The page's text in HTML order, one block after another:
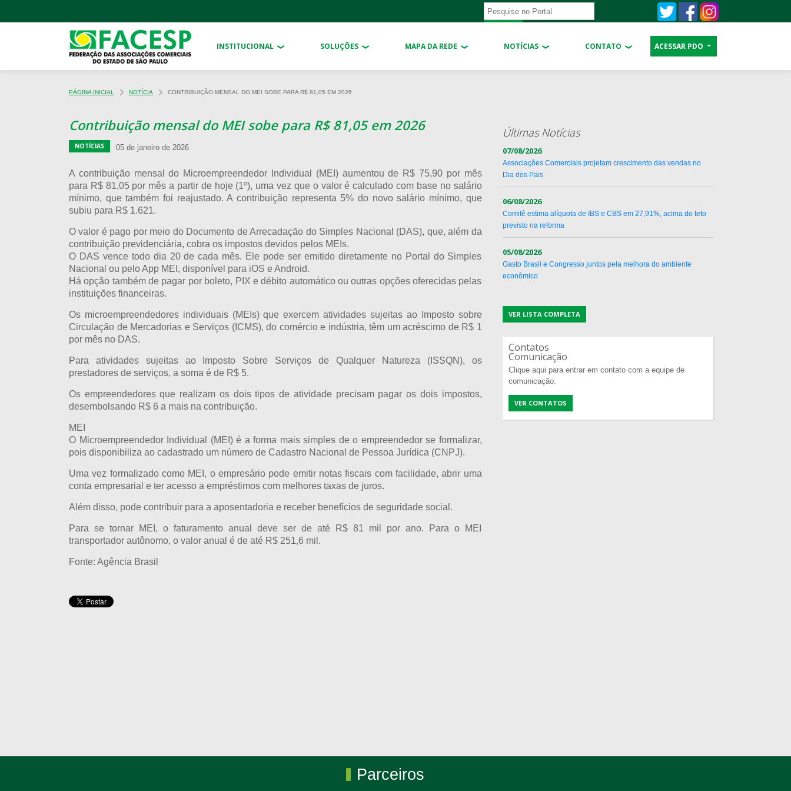
INSTITUCIONAL SOLUÇÕES MAPA DA REDE NOTÍCIAS CONTATO ACESSAR PDO
PÁGINA INICIAL NOTÍCIA CONTRIBUIÇÃO MENSAL DO MEI SOBE PARA R$ 81,05 EM 2026
Contribuição mensal do MEI sobe para R$ 81,05 em 2026
NOTÍCIAS 05 de janeiro de 2026
A contribuição mensal do Microempreendedor Individual (MEI) aumentou de R$ 75,90 por mês
para R$ 81,05 por mês a partir de hoje (1º), uma vez que o valor é calculado com base no salário
mínimo, que também foi reajustado. A contribuição representa 5% do novo salário mínimo, que
subiu para R$ 1.621.
O valor é pago por meio do Documento de Arrecadação do Simples Nacional (DAS), que, além da
contribuição previdenciária, cobra os impostos devidos pelos MEIs.
O DAS vence todo dia 20 de cada mês. Ele pode ser emitido diretamente no Portal do Simples
Nacional ou pelo App MEI, disponível para iOS e Android.
Há opção também de pagar por boleto, PIX e débito automático ou outras opções oferecidas pelas
instituições financeiras.
Os microempreendedores individuais (MEIs) que exercem atividades sujeitas ao Imposto sobre
Circulação de Mercadorias e Serviços (ICMS), do comércio e indústria, têm um acréscimo de R$ 1
por mês no DAS.
Para atividades sujeitas ao Imposto Sobre Serviços de Qualquer Natureza (ISSQN), os
prestadores de serviços, a soma é de R$ 5.
Os empreendedores que realizam os dois tipos de atividade precisam pagar os dois impostos,
desembolsando R$ 6 a mais na contribuição.
MEI
O Microempreendedor Individual (MEI) é a forma mais simples de o empreendedor se formalizar,
pois disponibiliza ao cadastrado um número de Cadastro Nacional de Pessoa Jurídica (CNPJ).
Uma vez formalizado como MEI, o empresário pode emitir notas fiscais com facilidade, abrir uma
conta empresarial e ter acesso a empréstimos com melhores taxas de juros.
Além disso, pode contribuir para a aposentadoria e receber benefícios de seguridade social.
Para se tornar MEI, o faturamento anual deve ser de até R$ 81 mil por ano. Para o MEI
transportador autônomo, o valor anual é de até R$ 251,6 mil.
Fonte: Agência Brasil
Últimas Notícias
07/08/2026
Associações Comerciais projetam crescimento das vendas no
Dia dos Pais
06/08/2026
Comitê estima alíquota de IBS e CBS em 27,91%, acima do teto
previsto na reforma
05/08/2026
Gasto Brasil e Congresso juntos pela melhora do ambiente
econômico
VER LISTA COMPLETA
Contatos
Comunicação
Clique aqui para entrar em contato com a equipe de
comunicação.
VER CONTATOS
Parceiros